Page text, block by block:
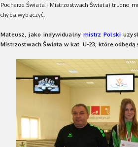
Pucharze Świata i Mistrzostwach Świata) trudno
chyba wybaczyć.
Mateusz, jako indywidualnymistrz Polski
Mistrzostwach Świata w kat. U-23, które odbędą